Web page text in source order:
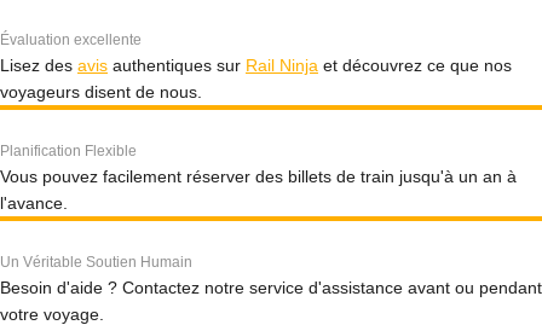
Évaluation excellente
Lisez des avis authentiques sur Rail Ninja et découvrez ce que nos
voyageurs disent de nous.
Planification Flexible
Vous pouvez facilement réserver des billets de train jusqu'à un an à
l'avance.
Un Véritable Soutien Humain
Besoin d'aide ? Contactez notre service d'assistance avant ou pendant
votre voyage.